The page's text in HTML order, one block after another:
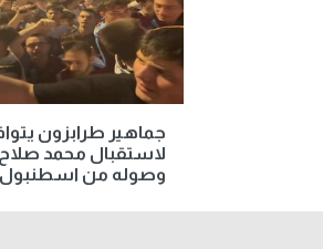
جماهير طرابزون
لاستقبال محمد
وصوله من اسطنبول